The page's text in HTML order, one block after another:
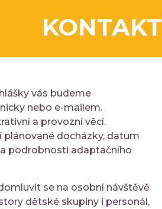
KONTAKT
vás budeme
nebo e-mailem.
a provozní věcí.
plánované docházky, datum
podrobnosti adaptačního
se na osobní návštěvě
dětské skupiny i personál,